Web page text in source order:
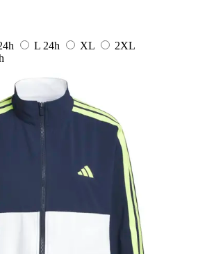
L 24h XL
2XL